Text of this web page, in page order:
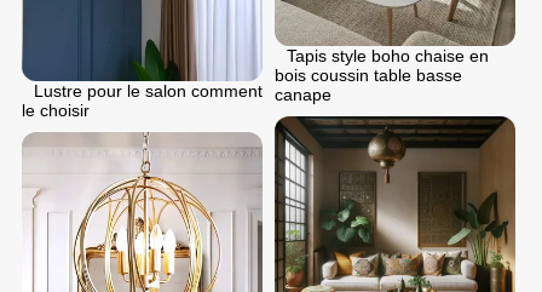
Tapis style boho chaise en
bois coussin table basse
canape
Lustre pour le salon comment
le choisir